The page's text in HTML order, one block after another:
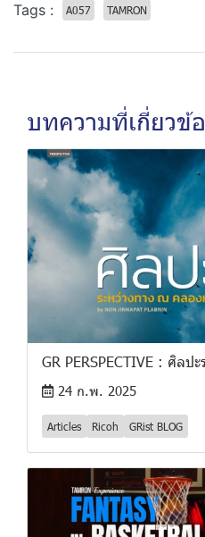
Tags : A057 TAMRON
บทความที่เกี่ยวข้
GR PERSPECTIVE : ศิล
24 ก.พ. 2025
Articles Ricoh GRist BLOG